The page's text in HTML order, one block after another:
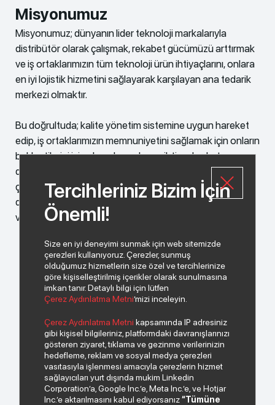
Misyonumuz
Misyonumuz; dünyanın lider teknoloji markalarıyla
distribütör olarak çalışmak, rekabet gücümüzü arttırmak
ve iş ortaklarımızın tüm teknoloji ürün ihtiyaçlarını, onlara
en iyi lojistik hizmetini sağlayarak karşılayan ana tedarik
merkezi olmaktır.
Bu doğrultuda; kalite yönetim sistemine uygun hareket
edip, iş ortaklarımızın memnuniyetini sağlamak için onların
beklentilerini iyi anlamak ve oluşan ihtiyaçları katma
değer yaratacak bir hizmet anlayışı ile karşılamak,
çalışanlarımıza bir aile birliği içinde güven ve memnuniyet
duyabilecekleri bir çalışma ortamı sunmak, çalışma
verimliliğini ölçmek ve sürekli iyileştirmektir.
Tercihleriniz Bizim İçin
Önemli!
Size en iyi deneyimi sunmak için web sitemizde
çerezleri kullanıyoruz. Çerezler, sunmuş
olduğumuz hizmetlerin size özel ve tercihlerinize
göre kişiselleştirilmiş içerikler olarak sunulmasına
imkan tanır. Detaylı bilgi için lütfen
Çerez Aydınlatma Metni’mizi inceleyin.
Çerez Aydınlatma Metni kapsamında IP adresiniz
gibi kişisel bilgileriniz, platformdaki davranışlarınızı
gösteren ziyaret, tıklama ve gezinme verilerinizin
hedefleme, reklam ve sosyal medya çerezleri
vasıtasıyla işlenmesi amacıyla çerezlerin hizmet
sağlayıcıları yurt dışında mukim Linkedin
Corporation’a, Google Inc.’e, Meta Inc.’e, ve Hotjar
Inc.’e aktarılmasını kabul ediyorsanız“Tümüne